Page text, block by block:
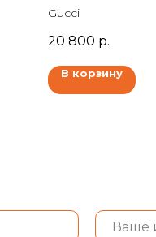
Gucci
20 800 р.
В корзину